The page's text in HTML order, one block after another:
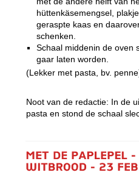
hüttenkäsemengsel,
geraspte kaas en
schenken.
Schaal middenin de oven
gaar laten worden.
(Lekker met pasta, bv.
Noot van de redactie: In de
pasta en stond de schaal